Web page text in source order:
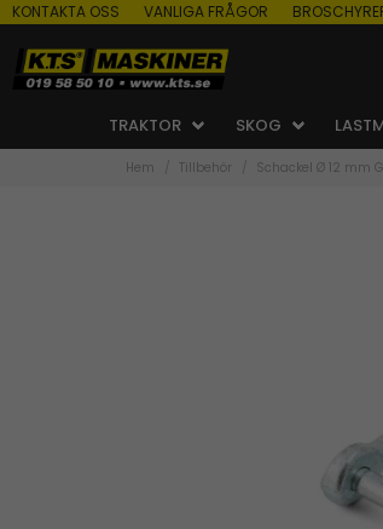
KONTAKTA OSS VANLIGA FRÅGOR
TRAKTOR SKOG
Hem Tillbehör Schackel Ø 12 mm